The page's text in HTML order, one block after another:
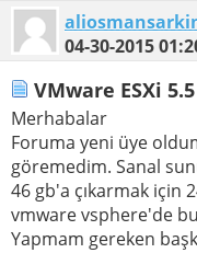
04-30-2015
VMware ESXi
Merhabalar
Foruma yeni üye
göremedim. Sanal
46 gb'a çıkarmak için
vmware vsphere'de
Yapmam gereken